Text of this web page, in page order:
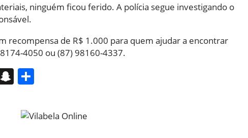
ninguém ficou ferido. A polícia segue investigando o
recompensa de R$ 1.000 para quem ajudar a encontrar
4050 ou (87) 98160-4337.
Snapchat